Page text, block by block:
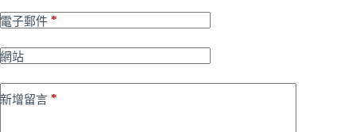
電子郵件 *
網站
新增留言 *